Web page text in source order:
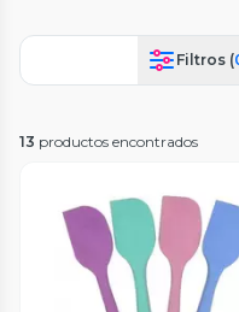
Filtros (
13 productos encontrados